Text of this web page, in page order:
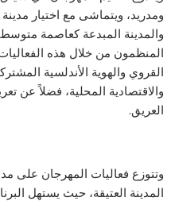
ومدريد، ويتماشى مع اختيار
والمدينة المبدعة كعاصمة
المنظمون من خلال هذه
القروي والهوية الأندلسية
والاقتصادية المحلية، فضلاً عن
العريق.
وتتوزع فعاليات المهرجان على